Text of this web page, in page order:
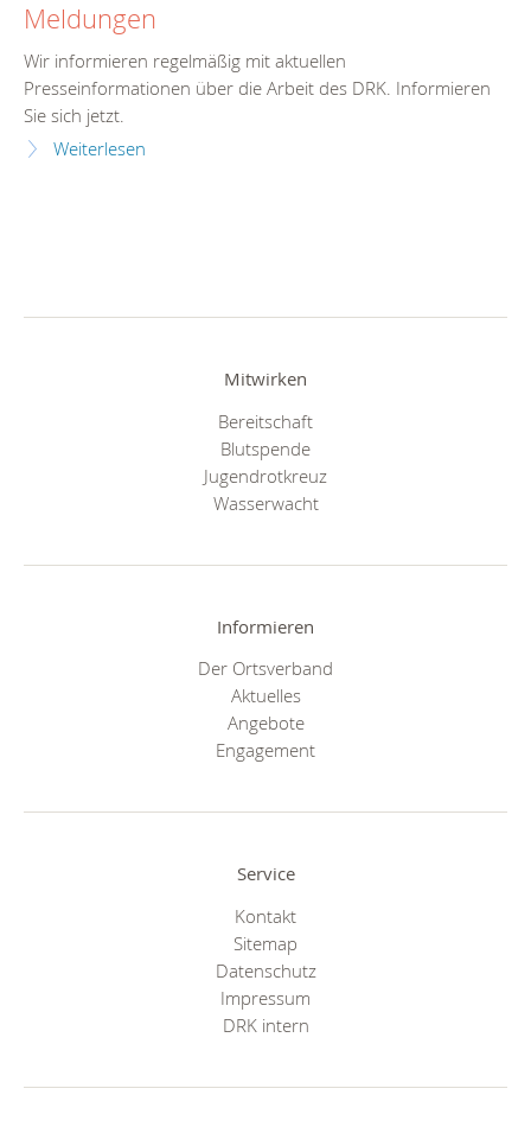
Meldungen
Wir informieren regelmäßig mit aktuellen
Presseinformationen über die Arbeit des DRK. Informieren
Sie sich jetzt.
Weiterlesen
Mitwirken
Bereitschaft
Blutspende
Jugendrotkreuz
Wasserwacht
Informieren
Der Ortsverband
Aktuelles
Angebote
Engagement
Service
Kontakt
Sitemap
Datenschutz
Impressum
DRK intern